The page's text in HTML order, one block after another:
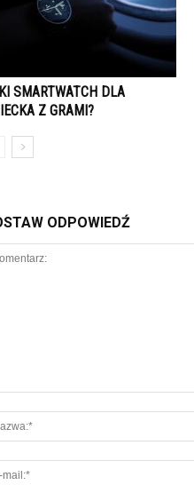
SMARTWATCH DLA
Z GRAMI?
ODPOWIEDŹ